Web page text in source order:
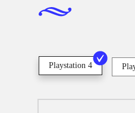
Playstation 4